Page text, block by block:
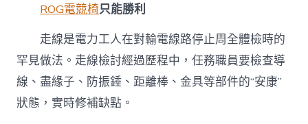
ROG電競椅只能勝利
走線是電力工人在對輸電線路停止周全體檢時的
罕見做法。走線檢討經過歷程中，任務職員要檢查導
線、盡緣子、防振錘、距離棒、金具等部件的“安康”
狀態，實時修補缺點。